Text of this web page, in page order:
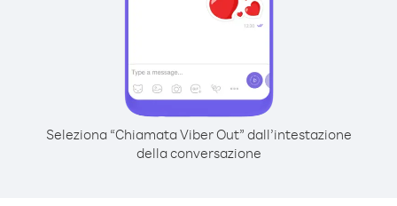
Seleziona “Chiamata Viber Out” dall’intestazione
della conversazione